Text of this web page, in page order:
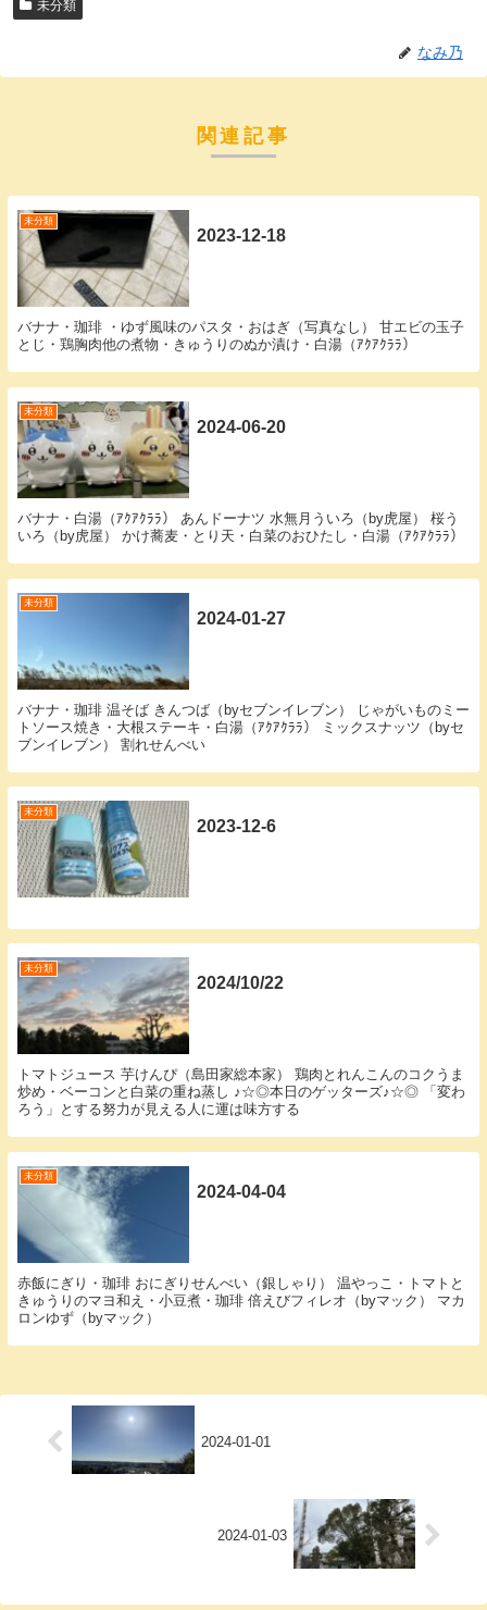
未分類
なみ乃
関連記事
未分類
2023-12-18
バナナ・珈琲 ・ゆず風味のパスタ・おはぎ（写真なし） 甘エビの玉子
とじ・鶏胸肉他の煮物・きゅうりのぬか漬け・白湯（ｱｸｱｸﾗﾗ）
未分類
2024-06-20
バナナ・白湯（ｱｸｱｸﾗﾗ） あんドーナツ 水無月ういろ（by虎屋） 桜う
いろ（by虎屋） かけ蕎麦・とり天・白菜のおひたし・白湯（ｱｸｱｸﾗﾗ）
未分類
2024-01-27
バナナ・珈琲 温そば きんつば（byセブンイレブン） じゃがいものミー
トソース焼き・大根ステーキ・白湯（ｱｸｱｸﾗﾗ） ミックスナッツ（byセ
ブンイレブン） 割れせんべい
未分類
2023-12-6
未分類
2024/10/22
トマトジュース 芋けんぴ（島田家総本家） 鶏肉とれんこんのコクうま
炒め・ベーコンと白菜の重ね蒸し ♪☆◎本日のゲッターズ♪☆◎ 「変わ
ろう」とする努力が見える人に運は味方する
未分類
2024-04-04
赤飯にぎり・珈琲 おにぎりせんべい（銀しゃり） 温やっこ・トマトと
きゅうりのマヨ和え・小豆煮・珈琲 倍えびフィレオ（byマック） マカ
ロンゆず（byマック）
2024-01-01
2024-01-03